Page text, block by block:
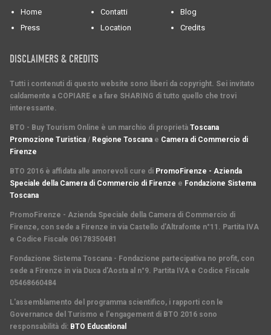
Home Contatti
Blog
Press
Location Credits
DISCLAIMERS & CREDITS
Tutti i contenuti di questo website sono liberi da copyright. Sei invitato
caldamente a COPIARE e a fare SHARING di tutto quello che trovi
interessante.
BTO - Buy Tourism Online è un marchio di proprietà Toscana
Promozione Turistica / Regione Toscana e Camera di Commercio di
Firenze
BTO 2016 è affidata alle amorevoli cure di PromoFirenze - Azienda
Speciale della Camera di Commercio di Firenze e Fondazione Sistema
Toscana
PromoFirenze - Azienda Speciale della Camera di Commercio di
Firenze, con sede a Firenze in via Castello d'Altrafonte n°11. Partita IVA
e Codice Fiscale 06178350481
Fondazione Sistema Toscana - Fondazione partecipativa no profit, con
sede a Firenze in via Duca d'Aosta al n°9. Partita IVA e Codice Fiscale
05468660484
L'assemblamento del programma scientifico, i rapporti con le
Governance del Turismo e l'engagement di BTO 2016 sono
responsabilità di: BTO Educational